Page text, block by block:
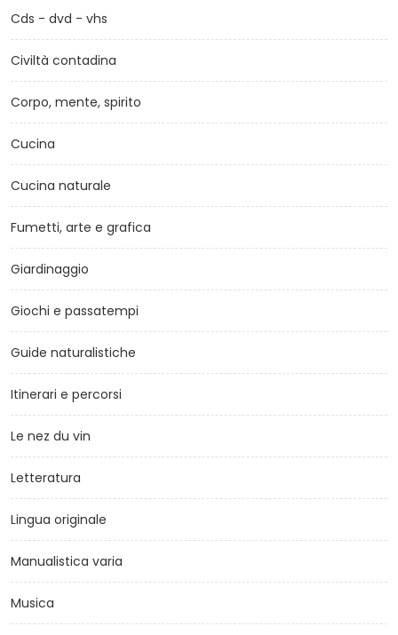
Cds - dvd - vhs
Civiltà contadina
Corpo, mente, spirito
Cucina
Cucina naturale
Fumetti, arte e grafica
Giardinaggio
Giochi e passatempi
Guide naturalistiche
Itinerari e percorsi
Le nez du vin
Letteratura
Lingua originale
Manualistica varia
Musica